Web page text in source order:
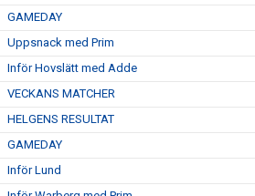
GAMEDAY
Uppsnack med Prim
Inför Hovslätt med Adde
VECKANS MATCHER
HELGENS RESULTAT
GAMEDAY
Inför Lund